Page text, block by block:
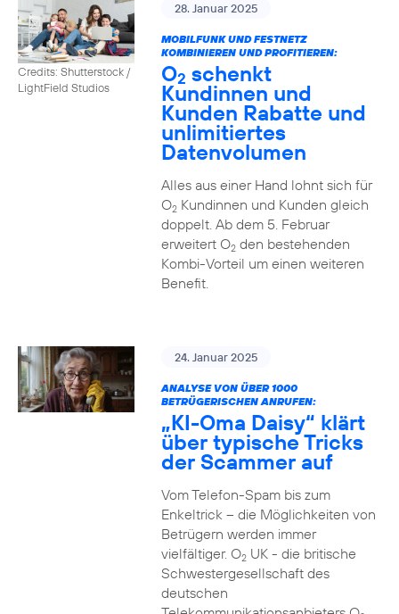
Credits: Shutterstock /
LightField Studios
28. Januar 2025
MOBILFUNK UND FESTNETZ
KOMBINIEREN UND PROFITIEREN:
O2 schenkt
Kundinnen und
Kunden Rabatte und
unlimitiertes
Datenvolumen
Alles aus einer Hand lohnt sich für
O2Kundinnen und Kunden gleich
doppelt. Ab dem 5. Februar
erweitert O2den bestehenden
Kombi-Vorteil um einen weiteren
Benefit.
24. Januar 2025
ANALYSE VON ÜBER 1000
BETRÜGERISCHEN ANRUFEN:
„KI-Oma Daisy“ klärt
über typische Tricks
der Scammer auf
Vom Telefon-Spam bis zum
Enkeltrick – die Möglichkeiten von
Betrügern werden immer
vielfältiger. O2UK - die britische
Schwestergesellschaft des
deutschen